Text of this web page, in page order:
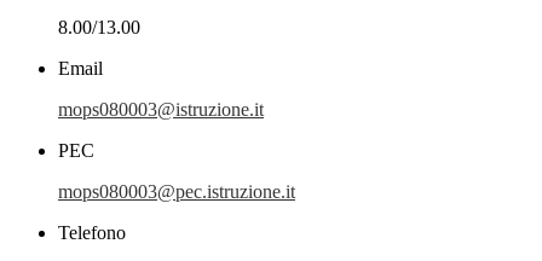
8.00/13.00
Email
mops080003@istruzione.it
PEC
mops080003@pec.istruzione.it
Telefono